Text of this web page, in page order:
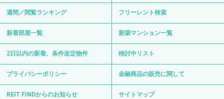
週間／閲覧ランキング フリーレント検索
新着部屋一覧 新築マンション一覧
2日以内の新着、条件改定物件 検討中リスト
プライバシーポリシー 金融商品の販売に関して
REIT FINDからのお知らせ サイトマップ